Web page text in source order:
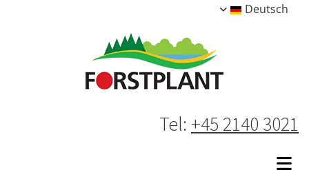
Deutsch
Tel: +45 2140 3021